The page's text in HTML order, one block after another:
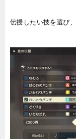
伝授したい技を選び、